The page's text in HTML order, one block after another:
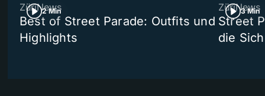
2 Min
ZüriNews
Best of Street Parade: Outfits und
Highlights
3 Min
ZüriNews
Street
die